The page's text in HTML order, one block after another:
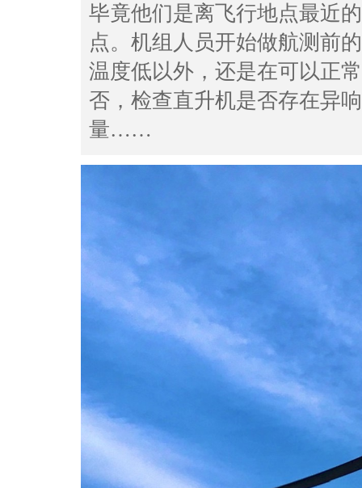
毕竟他们是离飞行地点最近
点。机组人员开始做航测前
温度低以外，还是在可以正
否，检查直升机是否存在异
量……